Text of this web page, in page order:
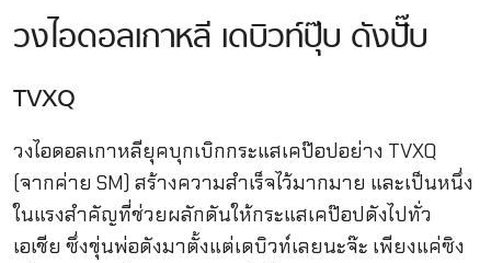
วงไอดอลเกาหลี เดบิวท์ปุ๊บ ดังปั๊บ
TVXQ
วงไอดอลเกาหลียุคบุกเบิกกระแสเคป๊อปอย่าง TVXQ
(จากค่าย SM) สร้างความสำเร็จไว้มากมาย และเป็นหนึ่ง
ในแรงสำคัญที่ช่วยผลักดันให้กระแสเคป๊อปดังไปทั่ว
เอเชีย ซึ่งขุ่นพ่อดังมาตั้งแต่เดบิวท์เลยนะจ๊ะ เพียงแค่ซิง